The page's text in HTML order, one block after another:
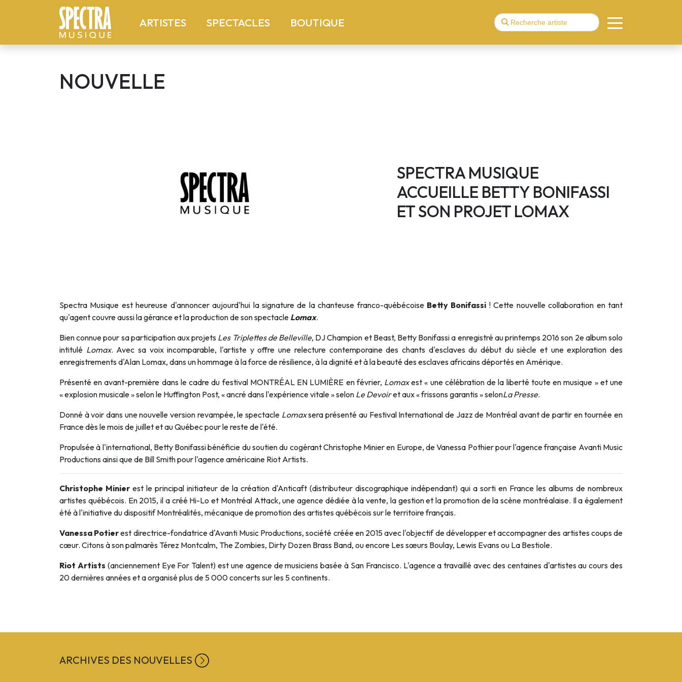
ARTISTES(current)SPECTACLES(current)BOUTIQUE
NOUVELLE
SPECTRA MUSIQUE
ACCUEILLE BETTY BONIFASSI
ET SON PROJET LOMAX
Spectra Musique est heureuse d'annoncer aujourd'hui la signature de la chanteuse franco-québécoise Betty Bonifassi ! Cette nouvelle colla­bo­ra­tion en tant
qu'agent couvre aussi la gérance et la production de son spectacle Lomax.
Bien connue pour sa participation aux projets Les Triplettes de Belleville, DJ Champion et Beast, Betty Bonifassi a enregistré au printemps 2016 son 2ealbum solo
intitulé Lomax. Avec sa voix incomparable, l'artiste y offre une relecture contemporaine des chants d'esclaves du début du siècle et une exploration des
enregistrements d'Alan Lomax, dans un hommage à la force de résilience, à la dignité et à la beauté des esclaves africains déportés en Amérique.
Présenté en avant-première dans le cadre du festival MONTRÉAL EN LUMIÈRE en février, Lomaxest « une célébration de la liberté toute en musique » et une
« explosion musicale » selon le Huffington Post, « ancré dans l'expérience vitale » selon Le Devoiret aux « frissons garantis » selonLa Presse.
Donné à voir dans une nouvelle version revampée, le spectacle Lomaxsera présenté au Festival International de Jazz de Montréal avant de partir en tournée en
France dès le mois de juillet et au Québec pour le reste de l'été.
Propulsée à l'international, Betty Bonifassi bénéficie du soutien du cogérant Christophe Minier en Europe, de Vanessa Pothier pour l'agence française Avanti Music
Productions ainsi que de Bill Smith pour l'agence américaine Riot Artists.
Christophe Minier est le principal initiateur de la création d'Anticaft (distributeur discographique indépendant) qui a sorti en France les albums de nombreux
artistes québécois. En 2015, il a créé Hi-Lo et Montréal Attack, une agence dédiée à la vente, la gestion et la promotion de la scène montréalaise. Il a également
été à l'initiative du dispositif Montréalités, mécanique de promotion des artistes québécois sur le territoire français.
Vanessa Potierest directrice-fondatrice d'Avanti Music Productions, société créée en 2015 avec l'objectif de développer et accompagner des artistes coups de
cœur. Citons à son palmarès Térez Montcalm, The Zombies, Dirty Dozen Brass Band, ou encore Les sœurs Boulay, Lewis Evans ou La Bestiole.
Riot Artists (anciennement Eye For Talent) est une agence de musiciens basée à San Francisco. L'agence a travaillé avec des centaines d'artistes au cours des
20 dernières années et a organisé plus de 5 000 concerts sur les 5 continents.
ARCHIVES DES NOUVELLES